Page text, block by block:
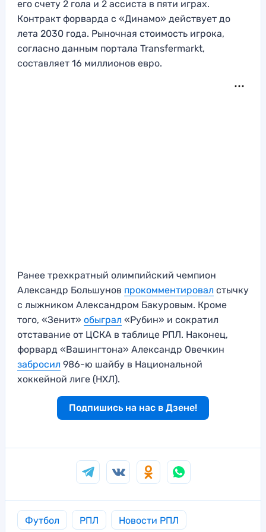
его счету 2 гола и 2 ассиста в пяти играх.
Контракт форварда с «Динамо» действует до
лета 2030 года. Рыночная стоимость игрока,
согласно данным портала Transfermarkt,
составляет 16 миллионов евро.
Ранее трехкратный олимпийский чемпион
Александр Большунов прокомментировал стычку
с лыжником Александром Бакуровым. Кроме
того, «Зенит» обыграл «Рубин» и сократил
отставание от ЦСКА в таблице РПЛ. Наконец,
форвард «Вашингтона» Александр Овечкин
забросил 986-ю шайбу в Национальной
хоккейной лиге (НХЛ).
Подпишись на нас в Дзене!
Футбол РПЛ Новости РПЛ